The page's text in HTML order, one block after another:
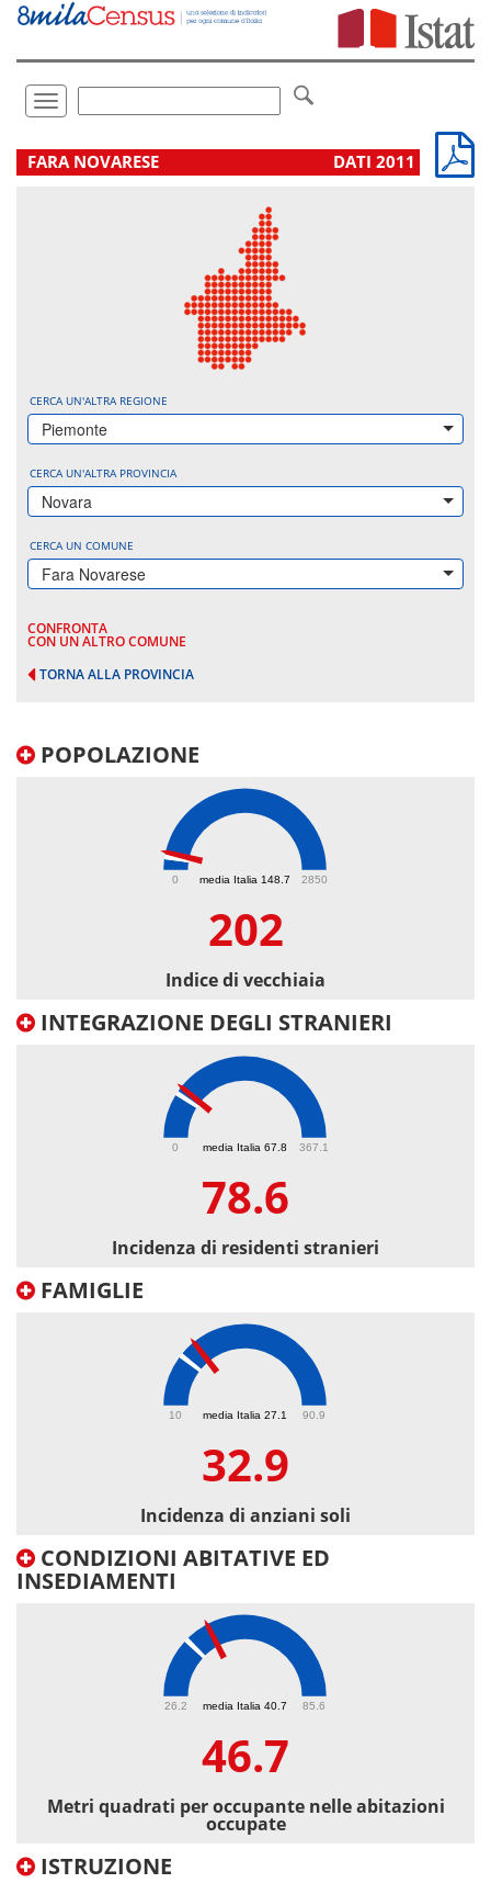
Vai
direttamente
Toggle
navigation
.
FARA NOVARESE DATI 2011
CERCA UN'ALTRA REGIONE
Piemonte
CERCA UN'ALTRA PROVINCIA
Novara
CERCA UN COMUNE
Fara Novarese
CONFRONTA
CON UN ALTRO COMUNE
TORNA ALLA PROVINCIA
POPOLAZIONE
media Italia 148.7
0 2850
202
Indice di vecchiaia
INTEGRAZIONE DEGLI STRANIERI
media Italia 67.8
0 367.1
78.6
Incidenza di residenti stranieri
FAMIGLIE
media Italia 27.1
10 90.9
32.9
Incidenza di anziani soli
CONDIZIONI ABITATIVE ED
INSEDIAMENTI
media Italia 40.7
26.2 85.6
46.7
Metri quadrati per occupante nelle abitazioni
occupate
ISTRUZIONE